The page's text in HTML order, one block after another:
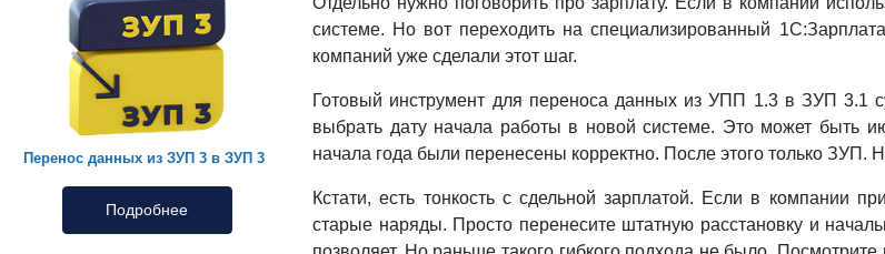
Перенос данных из ЗУП 3 в ЗУП 3
Подробнее
системе. Но вот переходить на специализированный
компаний уже сделали этот шаг.
Готовый инструмент для переноса данных из УПП 1.3 в ЗУП 3.1
выбрать дату начала работы в новой системе. Это может
начала года были перенесены корректно. После этого только ЗУП.
Кстати, есть тонкость с сдельной зарплатой. Если в компании
старые наряды. Просто перенесите штатную расстановку и